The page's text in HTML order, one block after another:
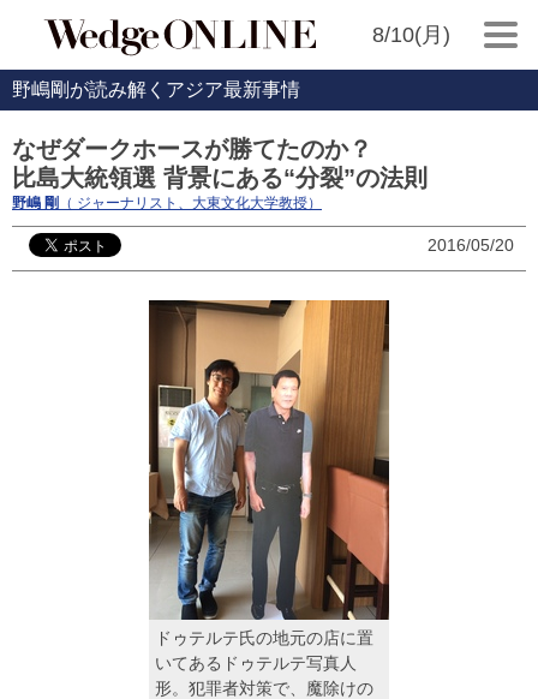
8/10(月)
野嶋剛が読み解くアジア最新事情
なぜダークホースが勝てたのか？
比島大統領選 背景にある“分裂”の法則
野嶋 剛 （ ジャーナリスト、大東文化大学教授）
2016/05/20
ドゥテルテ氏の地元の店に置
いてあるドゥテルテ写真人
形。犯罪者対策で、魔除けの